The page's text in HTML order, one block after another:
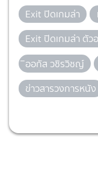
Exit ปิดเกมล่า
Exit ปิดเกมล่า ตัว
ิออกัส วชิรวิชญ์
ข่าวสารวงการหนัง